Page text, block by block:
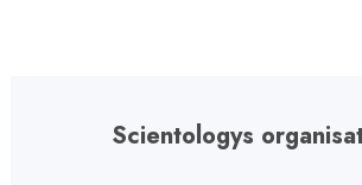
Scientologys